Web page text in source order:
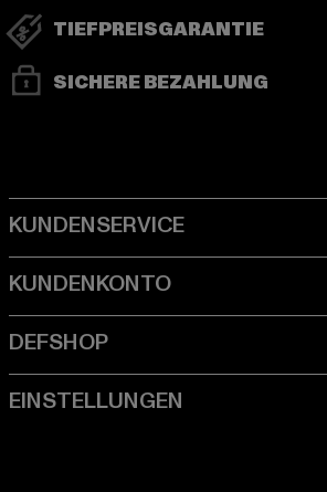
TIEFPREISGARANTIE
SICHERE BEZAHLUNG